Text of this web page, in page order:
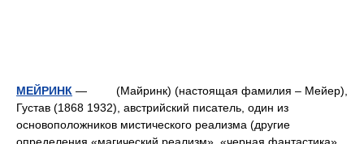
МЕЙРИНК — (Майринк) (настоящая фамилия – Мейер),
Густав (1868 1932), австрийский писатель, один из
основоположников мистического реализма (другие